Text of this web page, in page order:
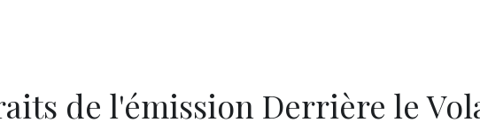
de l'émission Derrière le